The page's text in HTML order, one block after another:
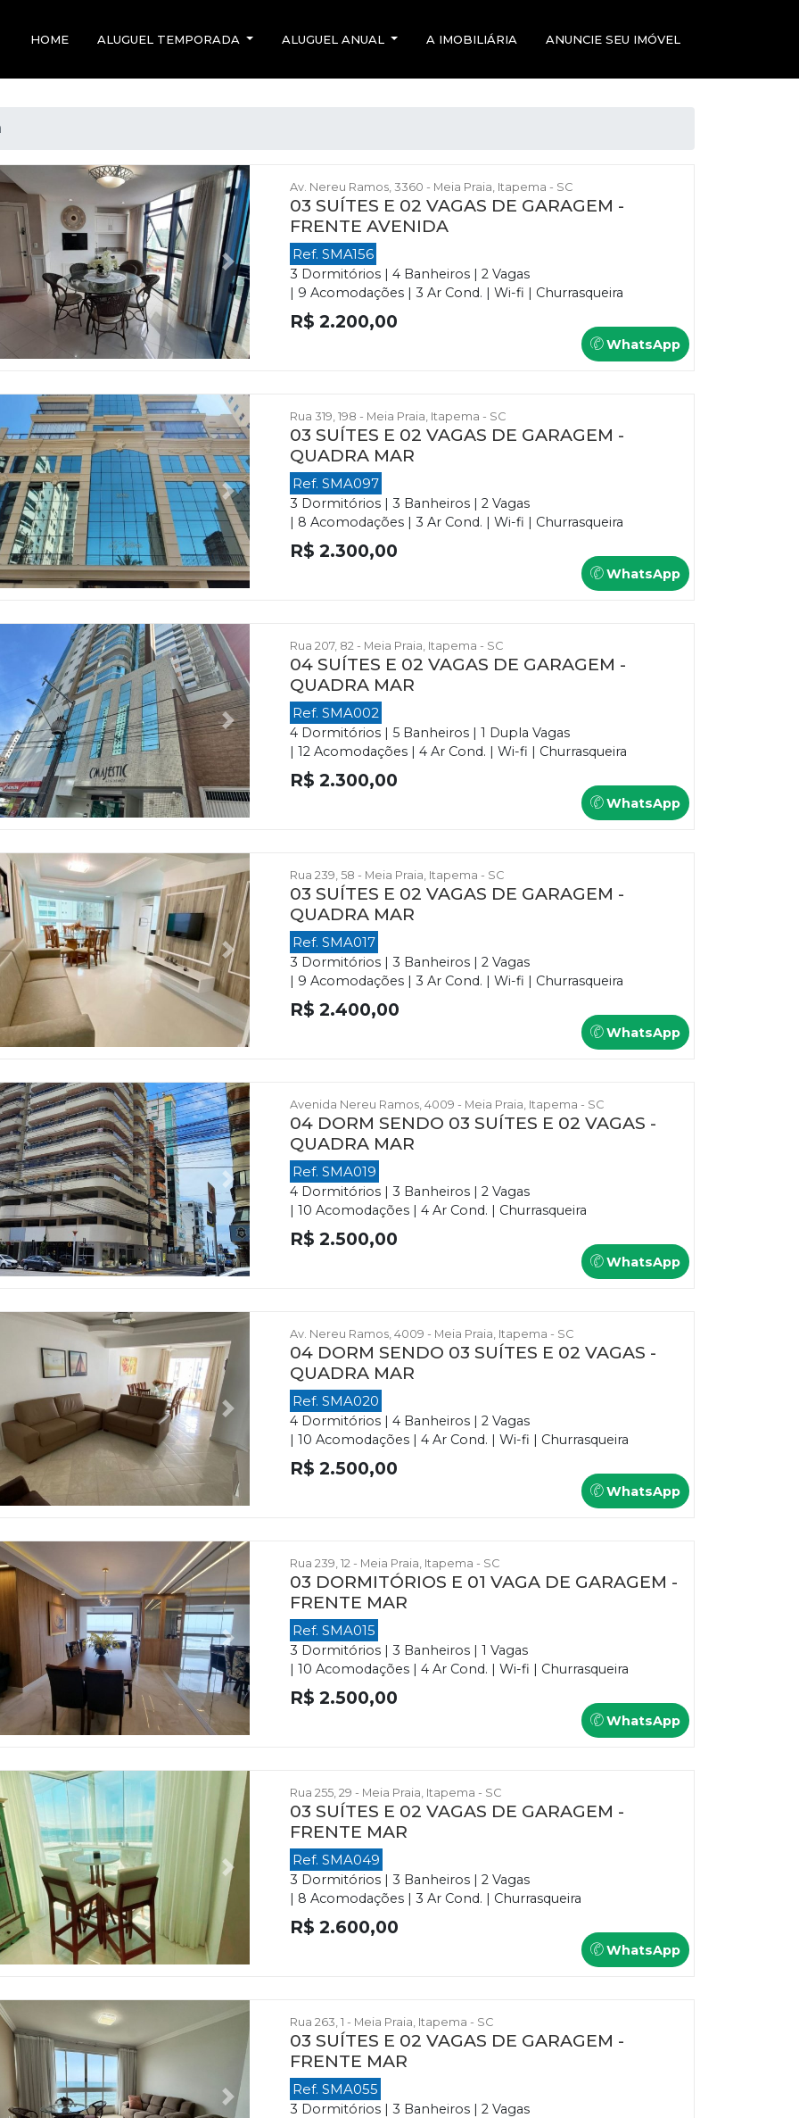
HOME ALUGUEL TEMPORADA ALUGUEL ANUAL A IMOBILIÁRIA ANUNCIE SEU IMÓVEL
Next
Av. Nereu Ramos, 3360 - Meia Praia, Itapema - SC
03 SUÍTES E 02 VAGAS DE GARAGEM -
FRENTE AVENIDA
Ref. SMA156
3 Dormitórios | 4 Banheiros | 2 Vagas
| 9 Acomodações | 3 Ar Cond. | Wi-fi | Churrasqueira
R$ 2.200,00
WhatsApp
Next
Rua 319, 198 - Meia Praia, Itapema - SC
03 SUÍTES E 02 VAGAS DE GARAGEM -
QUADRA MAR
Ref. SMA097
3 Dormitórios | 3 Banheiros | 2 Vagas
| 8 Acomodações | 3 Ar Cond. | Wi-fi | Churrasqueira
R$ 2.300,00
WhatsApp
Next
Rua 207, 82 - Meia Praia, Itapema - SC
04 SUÍTES E 02 VAGAS DE GARAGEM -
QUADRA MAR
Ref. SMA002
4 Dormitórios | 5 Banheiros | 1 Dupla Vagas
| 12 Acomodações | 4 Ar Cond. | Wi-fi | Churrasqueira
R$ 2.300,00
WhatsApp
Next
Rua 239, 58 - Meia Praia, Itapema - SC
03 SUÍTES E 02 VAGAS DE GARAGEM -
QUADRA MAR
Ref. SMA017
3 Dormitórios | 3 Banheiros | 2 Vagas
| 9 Acomodações | 3 Ar Cond. | Wi-fi | Churrasqueira
R$ 2.400,00
WhatsApp
Next
Avenida Nereu Ramos, 4009 - Meia Praia, Itapema - SC
04 DORM SENDO 03 SUÍTES E 02 VAGAS -
QUADRA MAR
Ref. SMA019
4 Dormitórios | 3 Banheiros | 2 Vagas
| 10 Acomodações | 4 Ar Cond. | Churrasqueira
R$ 2.500,00
WhatsApp
Next
Av. Nereu Ramos, 4009 - Meia Praia, Itapema - SC
04 DORM SENDO 03 SUÍTES E 02 VAGAS -
QUADRA MAR
Ref. SMA020
4 Dormitórios | 4 Banheiros | 2 Vagas
| 10 Acomodações | 4 Ar Cond. | Wi-fi | Churrasqueira
R$ 2.500,00
WhatsApp
Next
Rua 239, 12 - Meia Praia, Itapema - SC
03 DORMITÓRIOS E 01 VAGA DE GARAGEM -
FRENTE MAR
Ref. SMA015
3 Dormitórios | 3 Banheiros | 1 Vagas
| 10 Acomodações | 4 Ar Cond. | Wi-fi | Churrasqueira
R$ 2.500,00
WhatsApp
Next
Rua 255, 29 - Meia Praia, Itapema - SC
03 SUÍTES E 02 VAGAS DE GARAGEM -
FRENTE MAR
Ref. SMA049
3 Dormitórios | 3 Banheiros | 2 Vagas
| 8 Acomodações | 3 Ar Cond. | Churrasqueira
R$ 2.600,00
WhatsApp
Next
Rua 263, 1 - Meia Praia, Itapema - SC
03 SUÍTES E 02 VAGAS DE GARAGEM -
FRENTE MAR
Ref. SMA055
3 Dormitórios | 3 Banheiros | 2 Vagas